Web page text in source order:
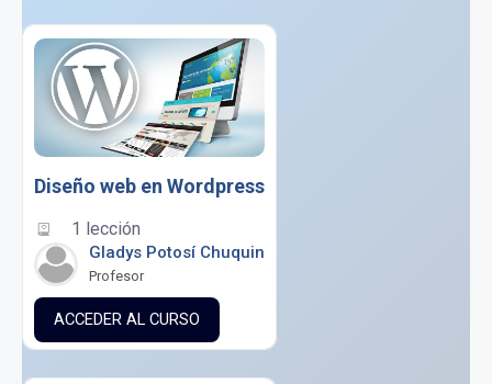
Diseño web en Wordpress
1 lección
Gladys Potosí Chuquin
Profesor
ACCEDER AL CURSO